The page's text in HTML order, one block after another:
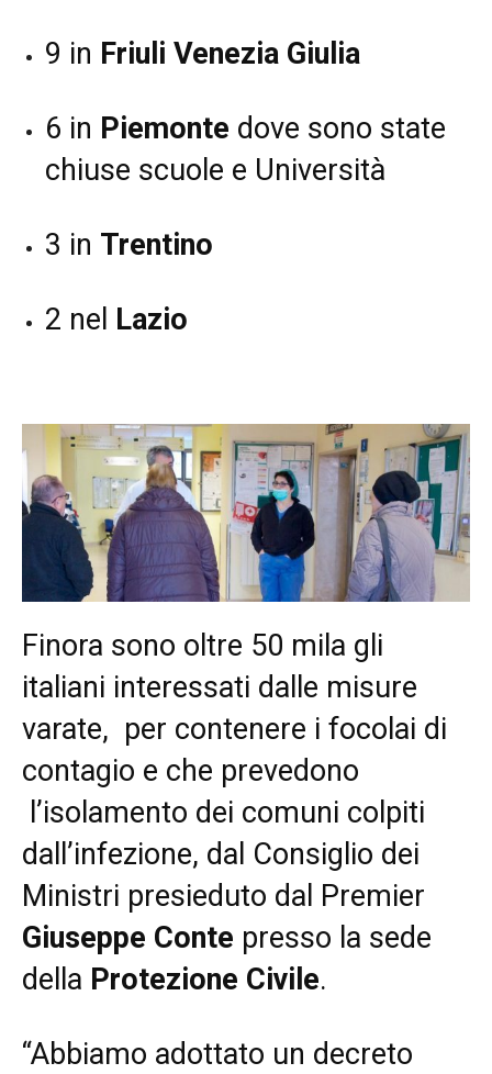
9 in Friuli Venezia Giulia
6 in Piemonte dove sono state
chiuse scuole e Università
3 in Trentino
2 nel Lazio
Finora sono oltre 50 mila gli
italiani interessati dalle misure
varate, per contenere i focolai di
contagio e che prevedono
l’isolamento dei comuni colpiti
dall’infezione, dal Consiglio dei
Ministri presieduto dal Premier
Giuseppe Conte presso la sede
della Protezione Civile.
“Abbiamo adottato un decreto